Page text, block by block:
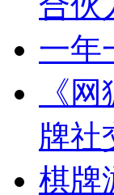
一年
《
牌社
棋牌